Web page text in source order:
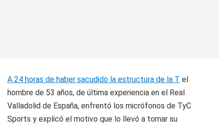
A 24 horas de haber sacudido la estructura de la T el
hombre de 53 años, de última experiencia en el Real
Valladolid de España, enfrentó los micrófonos de TyC
Sports y explicó el motivo que lo llevó a tomar su